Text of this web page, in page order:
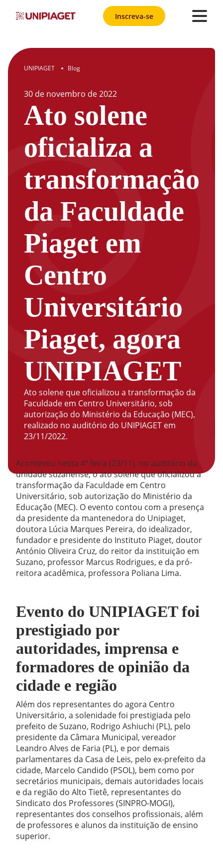
Inscreva-se
UNIPIAGET ● Blog
30 de novembro de2022
Ato solene
oficializa a
transformação
da Faculdade
Piaget em
Centro
Universitário
Piaget, agora
UNIPIAGET
Ato solene que oficializou a transformação da
Faculdade em Centro Universitário, sob
autorização do Ministério da Educação (MEC),
realizado no auditório do UNIPIAGET em
23/11/2022.
Aconteceu nesta 4ª feira (23/11), no auditório da
unidade suzanense, o ato solene que oficializou a
transformação da Faculdade em Centro
Universitário, sob autorização do Ministério da
Educação (MEC). O evento contou com a presença
da presidente da mantenedora do Unipiaget,
doutora Lúcia Marques Pereira, do idealizador,
fundador e presidente do Instituto Piaget, doutor
António Oliveira Cruz, do reitor da instituição em
Suzano, professor Marcus Rodrigues, e da pró-
reitora acadêmica, professora Poliana Lima.
Evento do UNIPIAGET foi
prestigiado por
autoridades, imprensa e
formadores de opinião da
cidade e região
Além dos representantes do agora Centro
Universitário, a solenidade foi prestigiada pelo
prefeito de Suzano, Rodrigo Ashiuchi (PL), pelo
presidente da Câmara Municipal, vereador
Leandro Alves de Faria (PL), e por demais
parlamentares da Casa de Leis, pelo ex-prefeito da
cidade, Marcelo Candido (PSOL), bem como por
secretários municipais, demais autoridades locais
e da região do Alto Tietê, representantes do
Sindicato dos Professores (SINPRO-MOGI),
representantes dos conselhos profissionais, além
de professores e alunos da instituição de ensino
superior.